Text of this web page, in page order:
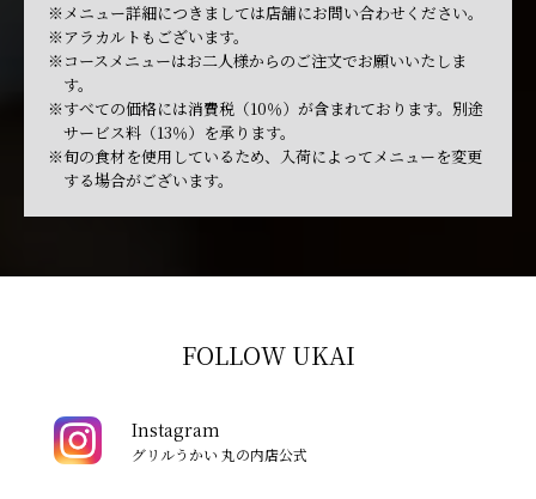
※メニュー詳細につきましては店舗にお問い合わせください。
※アラカルトもございます。
※コースメニューはお二人様からのご注文でお願いいたしま
す。
※すべての価格には消費税（10％）が含まれております。別途
サービス料（13％）を承ります。
※旬の食材を使用しているため、入荷によってメニューを変更
する場合がございます。
FOLLOW UKAI
Instagram
グリルうかい 丸の内店公式